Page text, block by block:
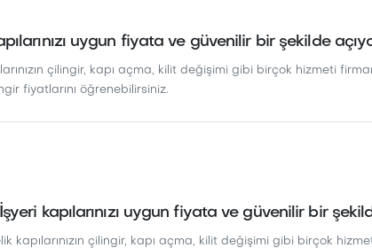
uygun fiyata ve güvenilir bir şekilde
çilingir, kapı açma, kilit değişimi gibi birçok hizmeti
fiyatlarını öğrenebilirsiniz.
kapılarınızı uygun fiyata ve güvenilir bir
kapılarınızın çilingir, kapı açma, kilit değişimi gibi birçok